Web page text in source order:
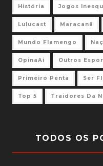
História Jogos
Lulucast Maracanã
Mundo Flamengo
OpinaAi Outros
Primeiro Penta Ser
Top 5 Traidores Da
TODOS OS